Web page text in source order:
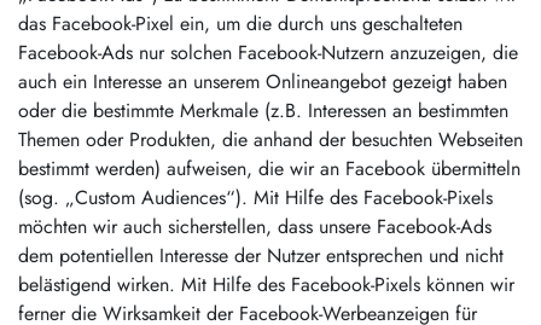
das Facebook-Pixel ein, um die durch uns geschalteten
Facebook-Ads nur solchen Facebook-Nutzern anzuzeigen, die
auch ein Interesse an unserem Onlineangebot gezeigt haben
oder die bestimmte Merkmale (z.B. Interessen an bestimmten
Themen oder Produkten, die anhand der besuchten Webseiten
bestimmt werden) aufweisen, die wir an Facebook übermitteln
(sog. „Custom Audiences“). Mit Hilfe des Facebook-Pixels
möchten wir auch sicherstellen, dass unsere Facebook-Ads
dem potentiellen Interesse der Nutzer entsprechen und nicht
belästigend wirken. Mit Hilfe des Facebook-Pixels können wir
ferner die Wirksamkeit der Facebook-Werbeanzeigen für